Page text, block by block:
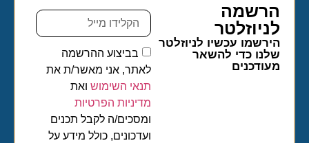
הרשמה
לניוזלטר​
הירשמו עכשיו לניוזלטר
שלנו כדי להשאר
מעודכנים
בביצוע ההרשמה
לאתר, אני מאשר/ת את
תנאי השימושואת
מדיניות הפרטיות
ומסכים/ה לקבל תכנים
ועדכונים, כולל מידע על